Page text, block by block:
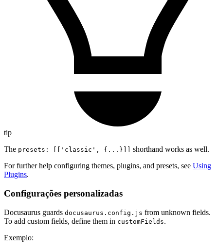
tip
The presets: [['classic', {...}]]
shorthand works as well.
For further help configuring themes, plugins, and presets, see Using
Plugins.
Configurações personalizadas
Docusaurus guards docusaurus.config.js from unknown fields.
To add custom fields, define them in customFields.
Exemplo: